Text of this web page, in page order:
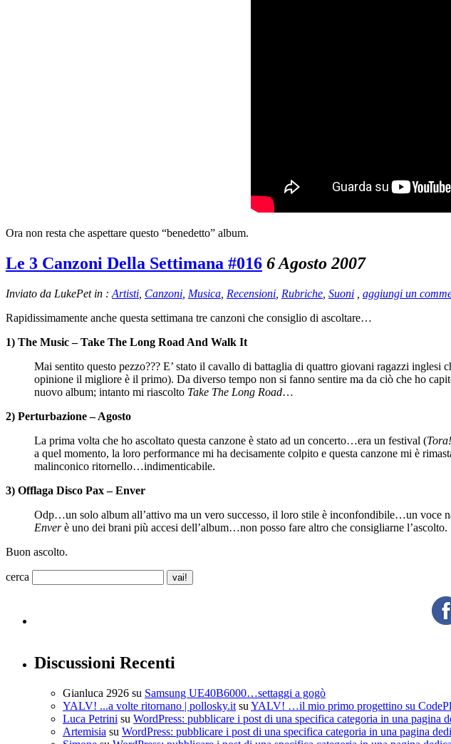
Ora non resta che aspettare questo “benedetto” album.
Le 3 Canzoni Della Settimana #016 6 Agosto 2007
Inviato da LukePet in : Artisti Canzoni Musica Recensioni Rubriche Suoni
aggiungi un
Rapidissimamente anche questa settimana tre canzoni che consiglio di ascoltare…
1) The Music – Take The Long Road And Walk It
Mai sentito questo pezzo??? E’ stato il cavallo di battaglia di quattro giovani ragazzi
opinione il migliore è il primo). Da diverso tempo non si fanno sentire ma da ciò che ho
nuovo album; intanto mi riascolto Take The Long Road…
2) Perturbazione – Agosto
La prima volta che ho ascoltato questa canzone è stato ad un concerto…era un festival (
a quel momento, la loro performance mi ha decisamente colpito e questa canzone mi è
malinconico ritornello…indimenticabile.
3) Offlaga Disco Pax – Enver
Odp…un solo album all’attivo ma un vero successo, il loro stile è inconfondibile…un voce
Enverè uno dei brani più accesi dell’album…non posso fare altro che consigliarne l’ascolto.
Buon ascolto.
cerca
Discussioni Recenti
Gianluca 2926 su Samsung UE40B6000…settaggi a gogò
YALV! ...a volte ritornano | pollosky.it su YALV! …il mio primo progettino su
Luca Petrini su WordPress: pubblicare i post di una specifica categoria in una pagina
Artemisia su WordPress: pubblicare i post di una specifica categoria in una pagina